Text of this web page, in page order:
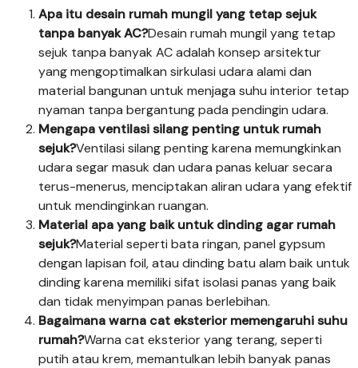
Apa itu desain rumah mungil yang tetap sejuk
tanpa banyak AC?Desain rumah mungil yang tetap
sejuk tanpa banyak AC adalah konsep arsitektur
yang mengoptimalkan sirkulasi udara alami dan
material bangunan untuk menjaga suhu interior tetap
nyaman tanpa bergantung pada pendingin udara.
Mengapa ventilasi silang penting untuk rumah
sejuk?Ventilasi silang penting karena memungkinkan
udara segar masuk dan udara panas keluar secara
terus-menerus, menciptakan aliran udara yang efektif
untuk mendinginkan ruangan.
Material apa yang baik untuk dinding agar rumah
sejuk?Material seperti bata ringan, panel gypsum
dengan lapisan foil, atau dinding batu alam baik untuk
dinding karena memiliki sifat isolasi panas yang baik
dan tidak menyimpan panas berlebihan.
Bagaimana warna cat eksterior memengaruhi suhu
rumah?Warna cat eksterior yang terang, seperti
putih atau krem, memantulkan lebih banyak panas